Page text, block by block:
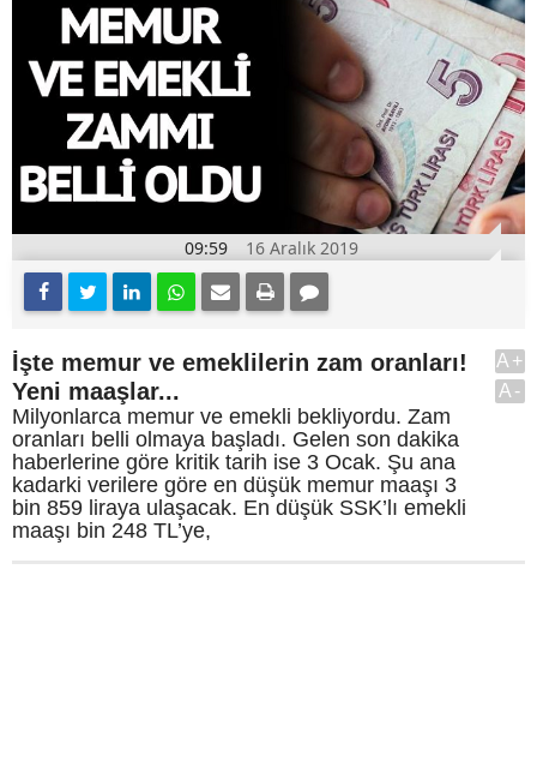
09:59 16 Aralık 2019
İşte memur ve emeklilerin zam oranları!
Yeni maaşlar...
Milyonlarca memur ve emekli bekliyordu. Zam
oranları belli olmaya başladı. Gelen son dakika
haberlerine göre kritik tarih ise 3 Ocak. Şu ana
kadarki verilere göre en düşük memur maaşı 3
bin 859 liraya ulaşacak. En düşük SSK’lı emekli
maaşı bin 248 TL’ye,
A+
A-